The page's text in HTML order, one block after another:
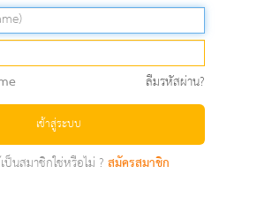
ลืมรหัสผ่าน?
เข้าสู่ระบบ
ป็นสมาชิกใช่หรือไม่ ?สมัครสมาชิก